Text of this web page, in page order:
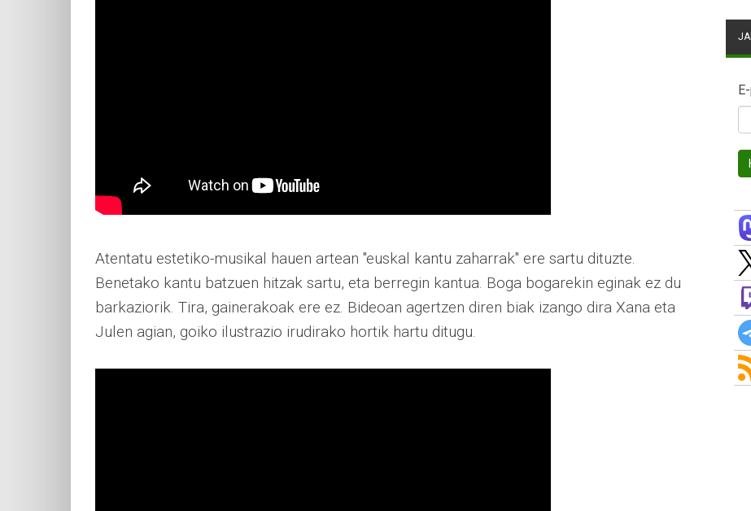
Atentatu estetiko-musikal hauen artean "euskal kantu zaharrak" ere sartu dituzte.
Benetako kantu batzuen hitzak sartu, eta berregin kantua. Boga bogarekin eginak ez du
barkaziorik. Tira, gainerakoak ere ez. Bideoan agertzen diren biak izango dira Xana eta
Julen agian, goiko ilustrazio irudirako hortik hartu ditugu.